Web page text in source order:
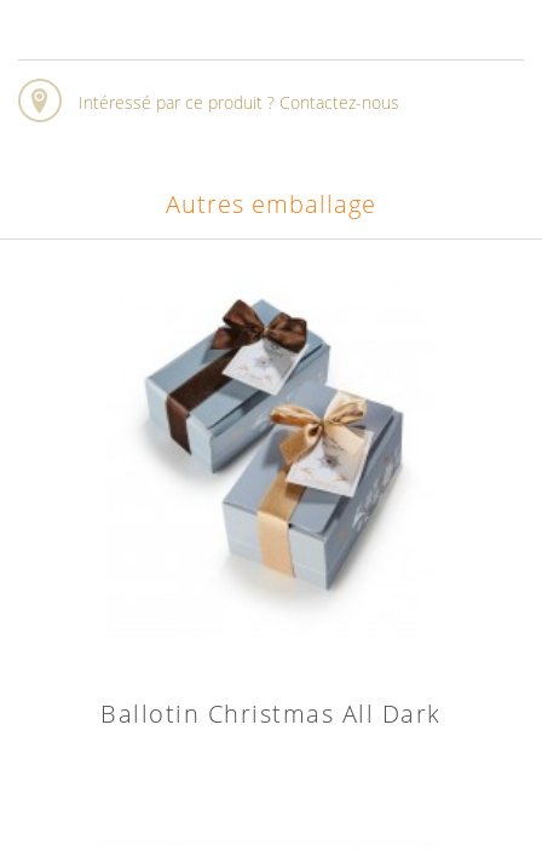
Intéressé par ce produit ? Contactez-nous
Autres emballage
Ballotin Christmas All Dark